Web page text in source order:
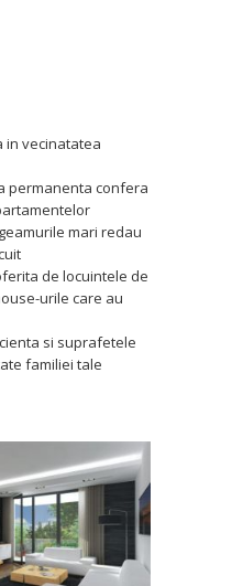
in vecinatatea
permanenta confera
mari redau
de locuintele de
urile care au
si suprafetele
familiei tale